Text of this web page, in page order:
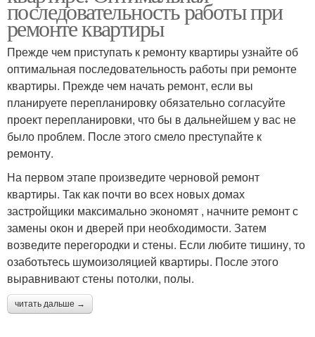
последовательность работы при
ремонте квартиры
Прежде чем приступать к ремонту квартиры узнайте об
оптимальная последовательность работы при ремонте
квартиры. Прежде чем начать ремонт, если вы
планируете перепланировку обязательно согласуйте
проект перепланировки, что бы в дальнейшем у вас не
было проблем. После этого смело преступайте к
ремонту.
На первом этапе произведите черновой ремонт
квартиры. Так как почти во всех новых домах
застройщики максимально экономят , начните ремонт с
замены окон и дверей при необходимости. Затем
возведите перегородки и стены. Если любите тишину, то
озаботьтесь шумоизоляцией квартиры. После этого
выравнивают стены потолки, полы.
читать дальше →